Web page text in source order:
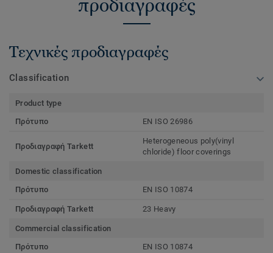
προδιαγραφές
Τεχνικές προδιαγραφές
Classification
Product type
Πρότυπο
EN ISO 26986
Προδιαγραφή Tarkett
Heterogeneous poly(vinyl
chloride) floor coverings
Domestic classification
Πρότυπο
EN ISO 10874
Προδιαγραφή Tarkett 23 Heavy
Commercial classification
Πρότυπο
EN ISO 10874